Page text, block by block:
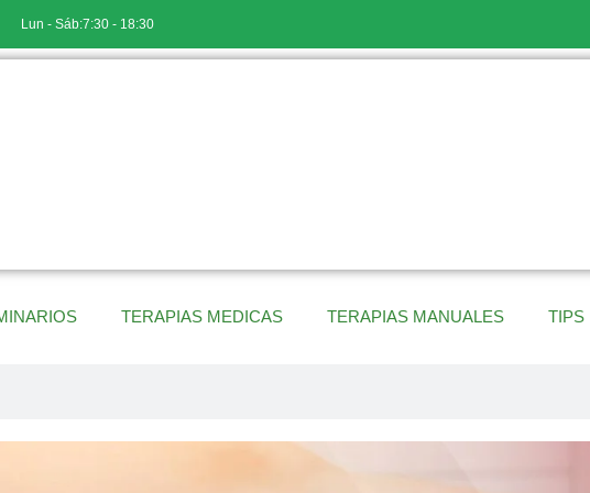
Lun - Sáb:7:30 - 18:30
TERAPIAS MEDICAS TERAPIAS MANUALES TIPS